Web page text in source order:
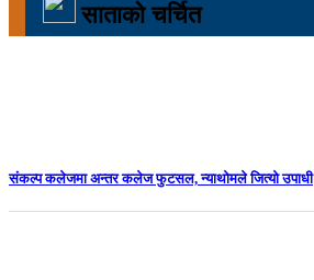
साताको चर्चित
संकल्प कलेजमा अन्तर कलेज फुटसल, न्याथोमले जित्यो उपाधी